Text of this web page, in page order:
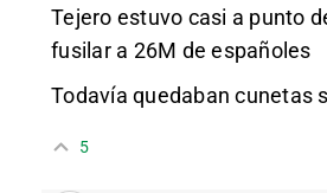
Tejero estuvo casi a punto
fusilar a 26M de españoles
Todavía quedaban cunetas
5